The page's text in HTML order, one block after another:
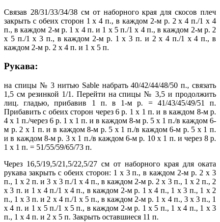
Связав 28/31/33/34/38 см от наборного края для скосов плеч
закрыть с обеих сторон 1 х 4 п., в каждом 2-м р. 2 х 4 п./1 х 4
п., в каждом 2-м р. 1 х 4 п. и 1 х 5 п./1 х 4 п., в каждом 2-м р. 2
х 5 п./1 х 3 п., в каждом 2-м р. 1 х 3 п. и 2 х 4 п./1 х 4 п., в
каждом 2-м р. 2 х 4 п. и 1 х 5 п.
Рукава:
на спицы № 3 нитью Sable набрать 40/42/44/48/50 п., связать
1,5 см резинкой 1/1. Перейти на спицы № 3,5 и продолжить
лиц. гладью, прибавив 1 п. в 1-м р. = 41/43/45/49/51 п.
Прибавить с обеих сторон через 6 р. 1 х 1 п. и в каждом 8-м р.
4 х 1 п./через 6 р. 1 х 1 п. и в каждом 8-м р. 5 х 1 п./в каждом 6-
м р. 2 х 1 п. и в каждом 8-м р. 5 х 1 п./в каждом 6-м р. 5 х 1 п.
и в каждом 8-м р. 3 х 1 п./в каждом 6-м р. 10 х 1 п. и через 8 р.
1 х 1 п. = 51/55/59/65/73 п.
Через 16,5/19,5/21,5/22,5/27 см от наборного края для оката
рукава закрыть с обеих сторон: 1 х 3 п., в каждом 2-м р. 2 х 3
п., 1 х 2 п. и 3 х 3 п./1 х 4 п., в каждом 2-м р. 2 х 3 п., 1 х 2 п., 2
х 3 п. и 1 х 4 п./1 х 4 п., в каждом 2-м р. 1 х 4 п., 1 х 3 п., 1 х 2
п., 1 х 3 п. и 2 х 4 п./1 х 5 п., в каждом 2-м р. 1 х 4 п., 3 х 3 п., 1
х 4 п. и 1 х 5 п./1 х 5 п., в каждом 2-м р. 1 х 5 п., 1 х 4 п., 1 х 3
п., 1 х 4 п. и 2 х 5 п. Закрыть оставшиеся 11 п.